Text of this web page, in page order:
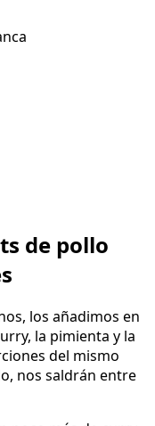
de pollo
los añadimos en
la pimienta y la
del mismo
nos saldrán entre